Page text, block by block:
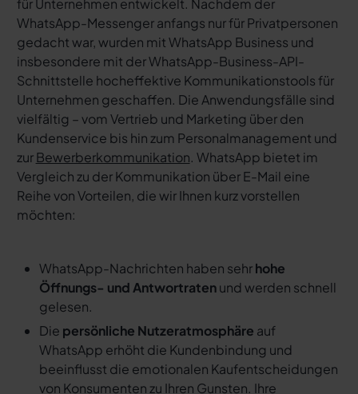
für Unternehmen entwickelt. Nachdem der
WhatsApp-Messenger anfangs nur für Privatpersonen
gedacht war, wurden mit WhatsApp Business und
insbesondere mit der WhatsApp-Business-API-
Schnittstelle hocheffektive Kommunikationstools für
Unternehmen geschaffen. Die Anwendungsfälle sind
vielfältig – vom Vertrieb und Marketing über den
Kundenservice bis hin zum Personalmanagement und
zurBewerberkommunikation. WhatsApp bietet im
Vergleich zu der Kommunikation über E-Mail eine
Reihe von Vorteilen, die wir Ihnen kurz vorstellen
möchten:
WhatsApp-Nachrichten haben sehrhohe
Öffnungs- und Antwortratenund werden schnell
gelesen.
Die persönliche Nutzeratmosphäre auf
WhatsApp erhöht die Kundenbindung und
beeinflusst die emotionalen Kaufentscheidungen
von Konsumenten zu Ihren Gunsten. Ihre